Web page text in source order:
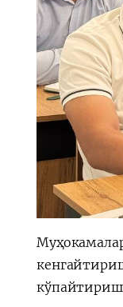
кўпайтириш